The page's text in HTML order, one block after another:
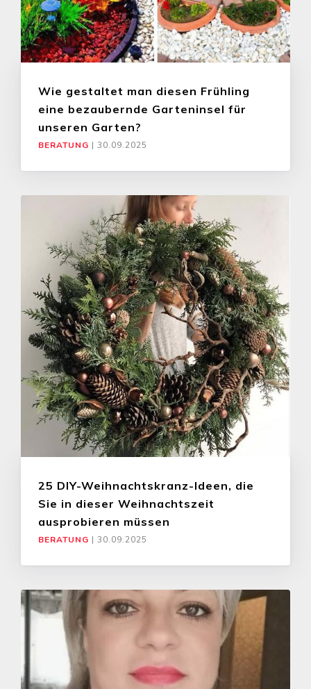
Wie gestaltet man diesen Frühling
eine bezaubernde Garteninsel für
unseren Garten?
BERATUNG | 30.09.2025
25 DIY-Weihnachtskranz-Ideen, die
Sie in dieser Weihnachtszeit
ausprobieren müssen
BERATUNG | 30.09.2025